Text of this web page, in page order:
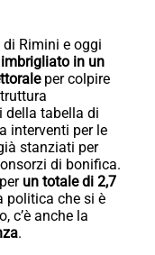
Rimini e oggi
in un
per colpire
della tabella di
interventi per le
stanziati per
di bonifica.
un totale di 2,7
politica che si è
c’è anche la
.